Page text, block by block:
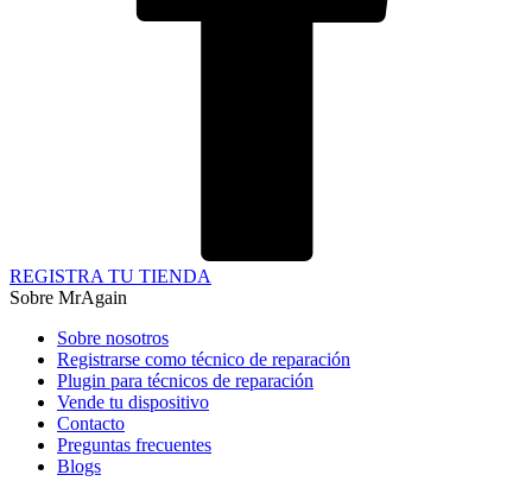
REGISTRA TU TIENDA
Sobre MrAgain
Sobre nosotros
Registrarse como técnico de reparación
Plugin para técnicos de reparación
Vende tu dispositivo
Contacto
Preguntas frecuentes
Blogs